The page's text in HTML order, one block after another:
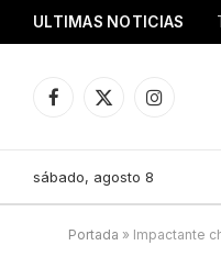
ULTIMAS NOTICIAS
Facebook
X
Instagram
sábado, agosto 8
Portada » Impactante